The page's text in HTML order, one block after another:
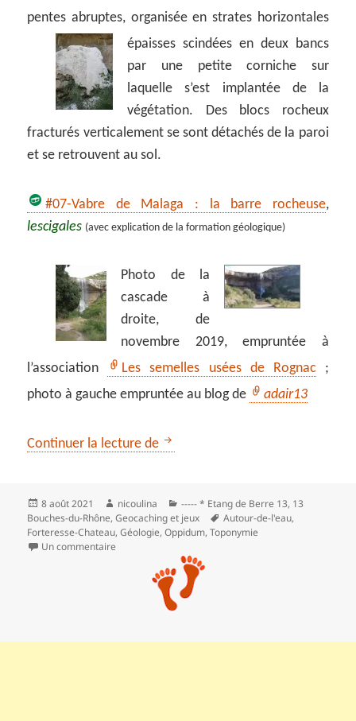
pentes abruptes, organisée en strates horizontales
épaisses scindées en deux bancs
par une petite corniche sur
laquelle s’est implantée de la
végétation. Des blocs rocheux
fracturés verticalement se sont détachés de la paroi
et se retrouvent au sol.
#07-Vabre de Malaga : la barre rocheuse,
lescigales (avec explication de la formation géologique)
Photo de la
cascade à
droite, de
novembre 2019, empruntée à
l’association
Les semelles usées de Rognac ;
photo à gauche empruntée au blog de
adair13
Continuer la lecture de La cascade de Malaga, Rognac
Publié
le
8 août 2021 Auteur
nicoulina Catégories
----- * Etang de Berre 13, 13
Bouches-du-Rhône,Geocaching et jeux Mots-
clés
Autour-de-l'eau,
Forteresse-Chateau,Géologie,Oppidum,Toponymie
Un commentaire sur La cascade de Malaga, Rognac